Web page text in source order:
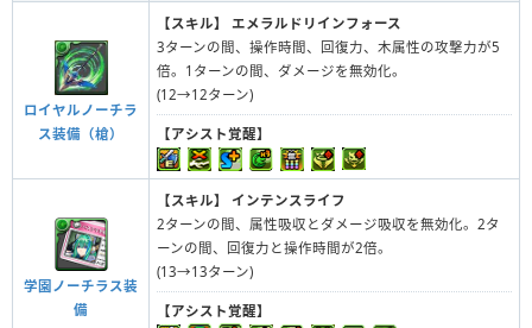
ロイヤルノーチラ
ス装備（槍）
【スキル】
エメラルドリインフォース
3ターンの間、操作時間、回復力、木属性の攻撃力が5
倍。1ターンの間、ダメージを無効化。
(12→12ターン)
【アシスト覚醒】
学園ノーチラス装
備
【スキル】
インテンスライフ
2ターンの間、属性吸収とダメージ吸収を無効化。2タ
ーンの間、回復力と操作時間が2倍。
(13→13ターン)
【アシスト覚醒】